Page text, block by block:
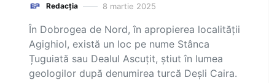
Redacția 8 martie 2025
În Dobrogea de Nord, în apropierea localității
Agighiol, există un loc pe nume Stânca
Țuguiată sau Dealul Ascuțit, știut în lumea
geologilor după denumirea turcă Deșli Caira.